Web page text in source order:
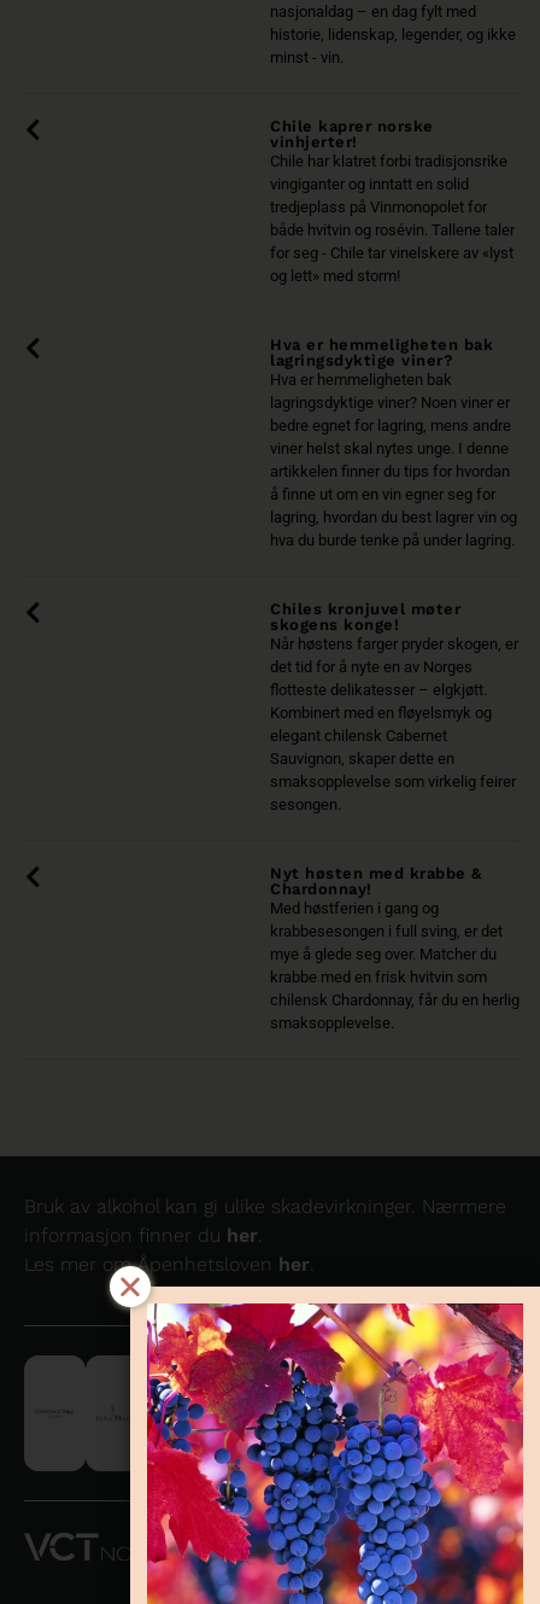
nasjonaldag – en dag fylt med
historie, lidenskap, legender, og ikke
minst - vin.
Chile kaprer norske
vinhjerter!
Chile har klatret forbi tradisjonsrike
vingiganter og inntatt en solid
tredjeplass på Vinmonopolet for
både hvitvin og rosévin. Tallene taler
for seg - Chile tar vinelskere av «lyst
og lett» med storm!
Hva er hemmeligheten bak
lagringsdyktige viner?
Hva er hemmeligheten bak
lagringsdyktige viner? Noen viner er
bedre egnet for lagring, mens andre
viner helst skal nytes unge. I denne
artikkelen finner du tips for hvordan
å finne ut om en vin egner seg for
lagring, hvordan du best lagrer vin og
hva du burde tenke på under lagring.
Chiles kronjuvel møter
skogens konge!
Når høstens farger pryder skogen, er
det tid for å nyte en av Norges
flotteste delikatesser – elgkjøtt.
Kombinert med en fløyelsmyk og
elegant chilensk Cabernet
Sauvignon, skaper dette en
smaksopplevelse som virkelig feirer
sesongen.
Nyt høsten med krabbe &
Chardonnay!
Med høstferien i gang og
krabbesesongen i full sving, er det
mye å glede seg over. Matcher du
krabbe med en frisk hvitvin som
chilensk Chardonnay, får du en herlig
smaksopplevelse.
Bruk av alkohol kan gi ulike skadevirkninger. Nærmere
informasjon finner du her
Les mer om Åpenhetsloven her
VCT NORWAY
AS OG